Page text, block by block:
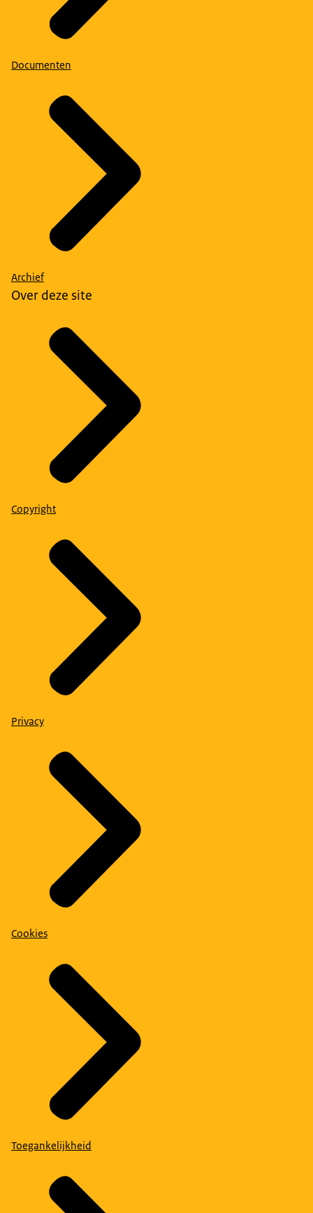
Documenten
Archief
Over deze site
Copyright
Privacy
Cookies
Toegankelijkheid